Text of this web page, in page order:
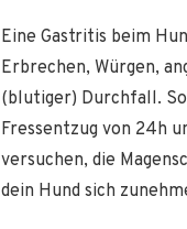
Eine Gastritis beim
Erbrechen, Würgen,
(blutiger) Durchfall.
Fressentzug von 24h
versuchen, die
dein Hund sich